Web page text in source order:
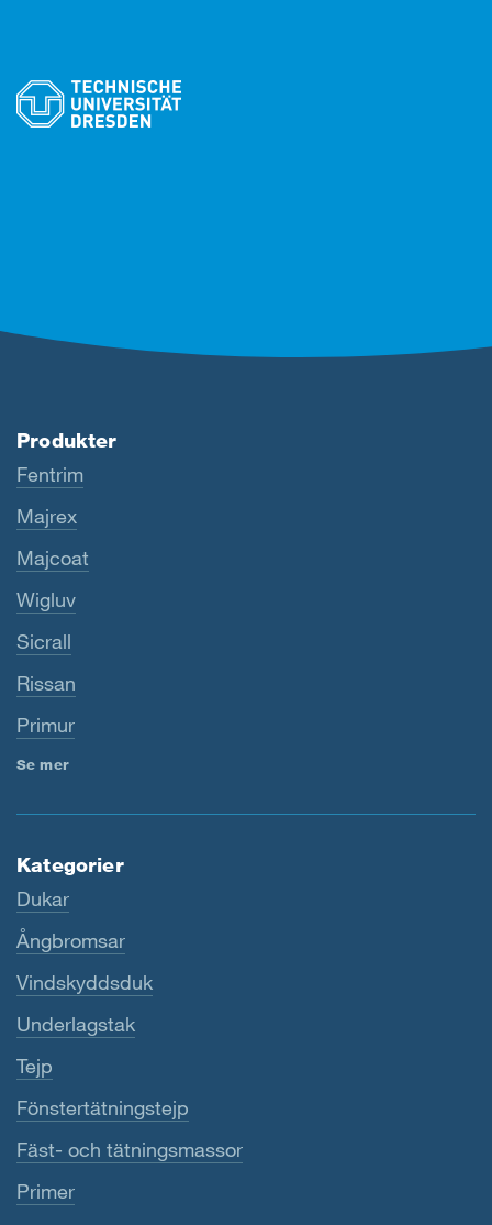
Produkter
Fentrim
Majrex
Majcoat
Wigluv
Sicrall
Rissan
Primur
Se mer
Kategorier
Dukar
Ångbromsar
Vindskyddsduk
Underlagstak
Tejp
Fönstertätningstejp
Fäst- och tätningsmassor
Primer